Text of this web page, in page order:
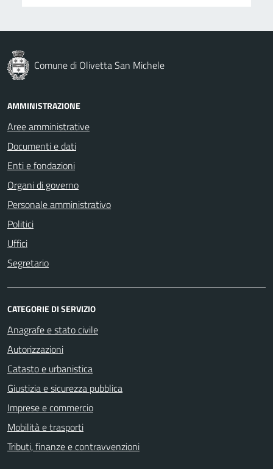
Comune di Olivetta San Michele
AMMINISTRAZIONE
Aree amministrative
Documenti e dati
Enti e fondazioni
Organi di governo
Personale amministrativo
Politici
Uffici
Segretario
CATEGORIE DI SERVIZIO
Anagrafe e stato civile
Autorizzazioni
Catasto e urbanistica
Giustizia e sicurezza pubblica
Imprese e commercio
Mobilità e trasporti
Tributi, finanze e contravvenzioni